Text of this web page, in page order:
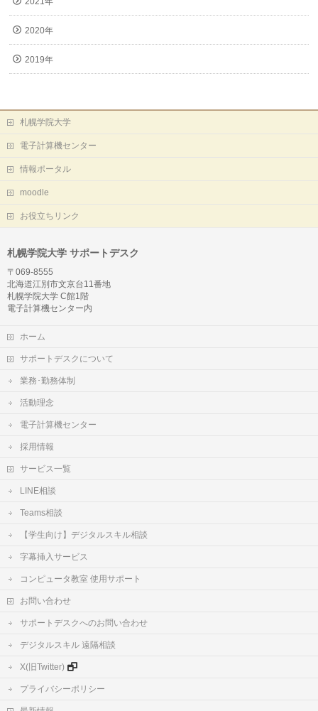
2020年
2019年
札幌学院大学
電子計算機センター
情報ポータル
moodle
お役立ちリンク
札幌学院大学 サポートデスク
〒069-8555
北海道江別市文京台11番地
札幌学院大学 C館1階
電子計算機センター内
ホーム
サポートデスクについて
業務･勤務体制
活動理念
電子計算機センター
採用情報
サービス一覧
LINE相談
Teams相談
【学生向け】デジタルスキル相談
字幕挿入サービス
コンピュータ教室 使用サポート
お問い合わせ
サポートデスクへのお問い合わせ
デジタルスキル 遠隔相談
X(旧Twitter)
プライバシーポリシー